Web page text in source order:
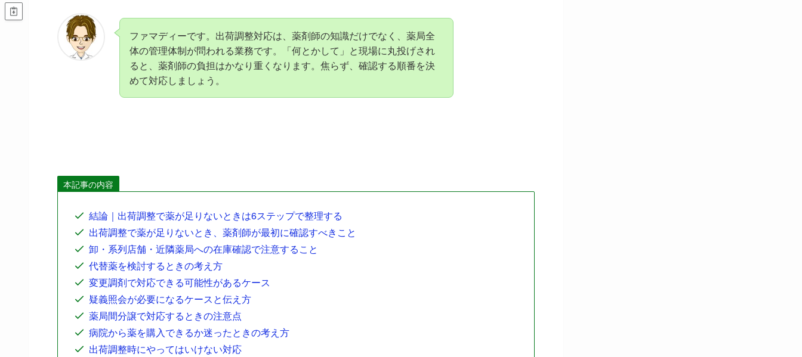
ファマディーです。出荷調整対応は、薬剤師の知識だけでなく、薬局全
体の管理体制が問われる業務です。「何とかして」と現場に丸投げされ
ると、薬剤師の負担はかなり重くなります。焦らず、確認する順番を決
めて対応しましょう。
本記事の内容
結論｜出荷調整で薬が足りないときは6ステップで整理する
出荷調整で薬が足りないとき、薬剤師が最初に確認すべきこと
卸・系列店舗・近隣薬局への在庫確認で注意すること
代替薬を検討するときの考え方
変更調剤で対応できる可能性があるケース
疑義照会が必要になるケースと伝え方
薬局間分譲で対応するときの注意点
病院から薬を購入できるか迷ったときの考え方
出荷調整時にやってはいけない対応